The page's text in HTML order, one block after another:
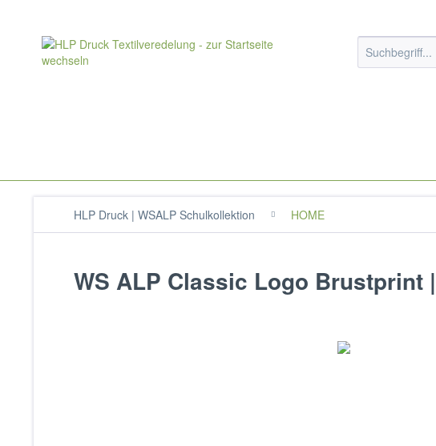
HLP Druck | WSALP Schulkollektion HOME
WS ALP Classic Logo Brustprint